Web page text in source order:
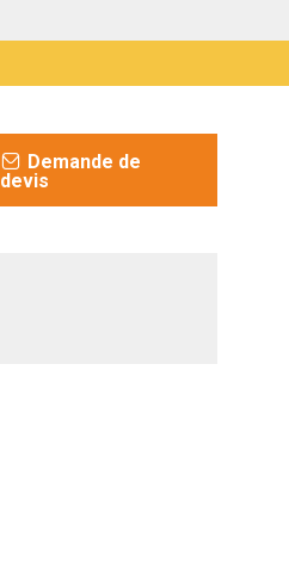
Demande de
devis